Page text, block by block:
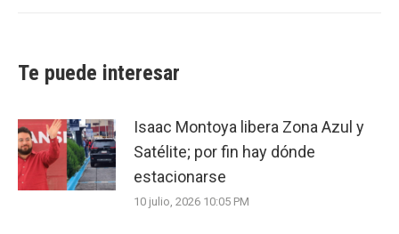
Te puede interesar
Isaac Montoya libera Zona Azul y
Satélite; por fin hay dónde
estacionarse
10 julio, 2026 10:05 PM